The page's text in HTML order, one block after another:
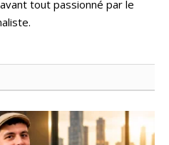
tout passionné par le